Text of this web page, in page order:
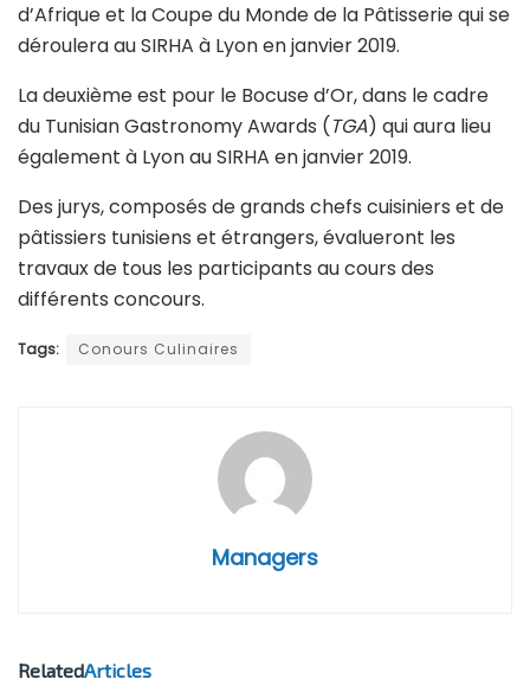
d’Afrique et la Coupe du Monde de la Pâtisserie qui se
déroulera au SIRHA à Lyon en janvier 2019.
La deuxième est pour le Bocuse d’Or, dans le cadre
du Tunisian Gastronomy Awards (TGA) qui aura lieu
également à Lyon au SIRHA en janvier 2019.
Des jurys, composés de grands chefs cuisiniers et de
pâtissiers tunisiens et étrangers, évalueront les
travaux de tous les participants au cours des
différents concours.
Tags: Conours Culinaires
Managers
RelatedArticles